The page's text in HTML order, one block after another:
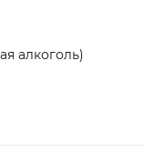
алкоголь)